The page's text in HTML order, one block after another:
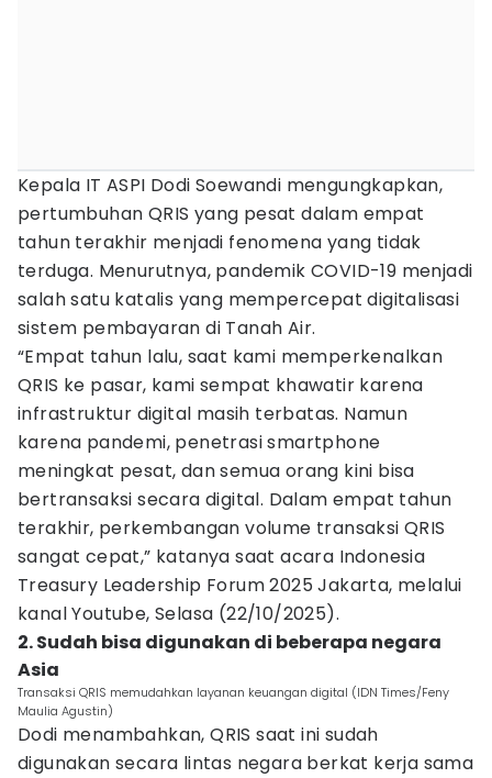
Kepala IT ASPI Dodi Soewandi mengungkapkan,
pertumbuhan QRIS yang pesat dalam empat
tahun terakhir menjadi fenomena yang tidak
terduga. Menurutnya, pandemik COVID-19 menjadi
salah satu katalis yang mempercepat digitalisasi
sistem pembayaran di Tanah Air.
“Empat tahun lalu, saat kami memperkenalkan
QRIS ke pasar, kami sempat khawatir karena
infrastruktur digital masih terbatas. Namun
karena pandemi, penetrasi smartphone
meningkat pesat, dan semua orang kini bisa
bertransaksi secara digital. Dalam empat tahun
terakhir, perkembangan volume transaksi QRIS
sangat cepat,” katanya saat acara Indonesia
Treasury Leadership Forum 2025 Jakarta, melalui
kanal Youtube, Selasa (22/10/2025).
2. Sudah bisa digunakan di beberapa negara
Asia
Transaksi QRIS memudahkan layanan keuangan digital (IDN Times/Feny
Maulia Agustin)
Dodi menambahkan, QRIS saat ini sudah
digunakan secara lintas negara berkat kerja sama